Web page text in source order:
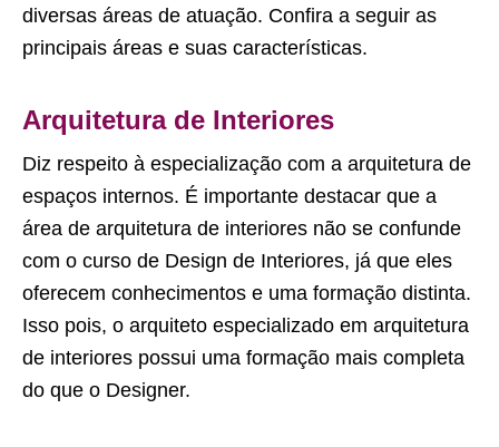
diversas áreas de atuação. Confira a seguir as
principais áreas e suas características.
Arquitetura de Interiores
Diz respeito à especialização com a arquitetura de
espaços internos. É importante destacar que a
área de arquitetura de interiores não se confunde
com o curso de Design de Interiores, já que eles
oferecem conhecimentos e uma formação distinta.
Isso pois, o arquiteto especializado em arquitetura
de interiores possui uma formação mais completa
do que o Designer.